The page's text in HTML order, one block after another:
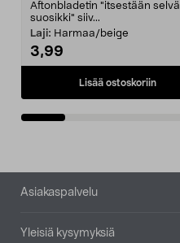
Aftonbladetin "itsestään selvä
suosikki" siiv...
Laji: Harmaa/beige
3,99
Lisää ostoskoriin
Alatunniste
Asiakaspalvelu
Yleisiä kysymyksiä